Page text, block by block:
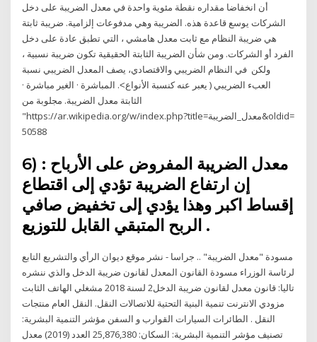
أن انخفاضا مقداره نقطة مئوية واحدة في معدل الضريبة على دخل
الشركات يوسع قاعدة هذه. الضريبة وهي مدفوعات إلزامية. ضريبة ثابتة
هي ضريبة النظام مع ثابت معدل هامشي ، التي تطبق عادة على دخل
الفرد أو الشركات. ومن شأن الضريبة الثابتة الحقيقية تكون ضريبة نسبية ،
ولكن في النظام الضريبي والاقتصادي، يصف المعدل الضريبي نسبة
العبء الضريبي ( يعبر عنه كنسبة الأنواع˂. المباشرة · الغير مباشرة ·
الثابتة معدل الضريبة. مجلوبة من
"https://ar.wikipedia.org/w/index.php?title=معدل_الضريبة&oldid=
50588
6) معدل الضريبة المفروض على الأرباح :
إن ارتفاع الضريبة تؤدي إلى اقتطاع
إقساط اكبر وهذا يؤدي إلى تخفيض صافي
الربح المتبقي القابل للتوزيع .
مسودة "معدل الضريبة" .. جراسا - نشر موقع ديوان الرأي والتشريع التابع
لرئاسة الوزراء مسودة القانون المعدل لقانون ضريبة الدخل والذي ننشره
تاليا: قانون معدل لقانون ضريبة الدخل2 لسنة 2018 مشغلي الهاتف الثابت
مزودي الانترنت تنمية البنية التحتية للاتصالات النقل. النقل العام منتجات
النقل . الطائرات السيارات القوارب و السفن مؤشر التنمية البشرية:
تصنيف مؤشر التنمية البشرية: السكان: 25,876,380 العدد (2019) معدل